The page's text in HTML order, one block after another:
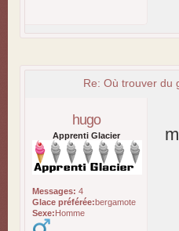
Re: Où trouver du
hugo
Apprenti Glacier
Messages: 4
Glace préférée:bergamote
Sexe:Homme